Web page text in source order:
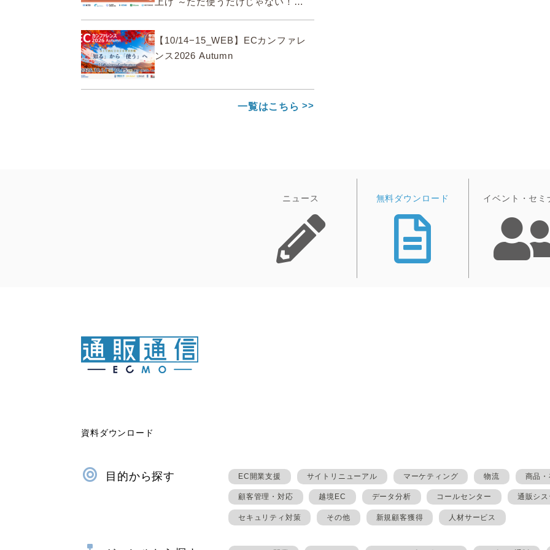
【10/14−15_WEB】ECカンファレ
ンス2026 Autumn
一覧はこちら
ニュース 無料ダウンロード イベント・セミ
資料ダウンロード
目的から探す EC開業支援 サイトリニューアル マーケティング 物流 商品
顧客管理・対応 越境EC データ分析 コールセンター 通販シ
セキュリティ対策 その他 新規顧客獲得 人材サービス